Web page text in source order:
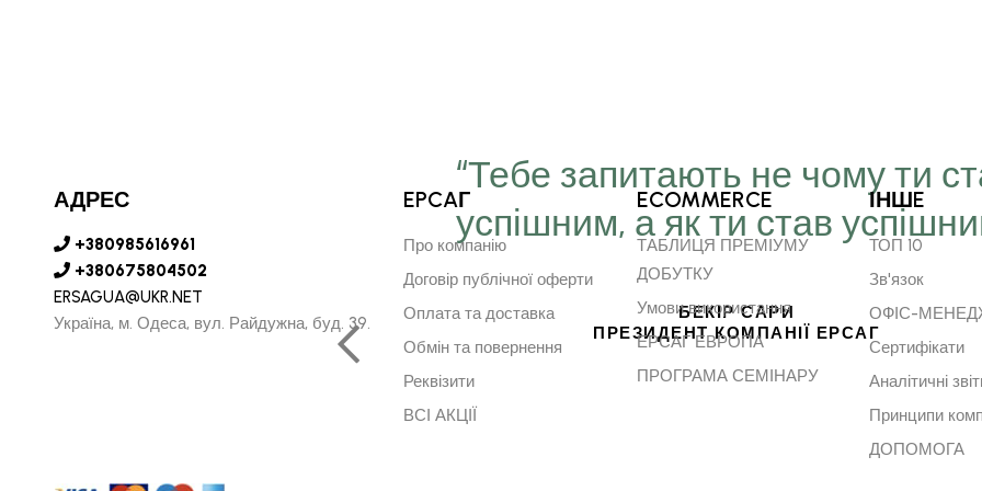
в далечину та
за ним"
“Тебе запитають не чому ти
успішним, а як ти став
БЕКІР САРИ
ПРЕЗИДЕНТ КОМПАНІЇ ЕРСАГ
АДРЕС
+380985616961
+380675804502
ERSAGUA@UKR.NET
Україна, м. Одеса, вул. Райдужна, буд. 39.
EPCAГ
Про компанію
Договір публічної оферти
Оплата та доставка
Обмін та повернення
Реквізити
ВСІ АКЦІЇ
ECOMMERCE
ТАБЛИЦЯ ПРЕМІУМУ
ДОБУТКУ
Умови використання
ЕРСАГ ЕВРОПА
ПРОГРАМА СЕМІНАРУ
ІНШE
ТОП 10
Зв'язок
ОФІС-
Сертифікати
Аналітичні
Принципи
ДОПОМОГА